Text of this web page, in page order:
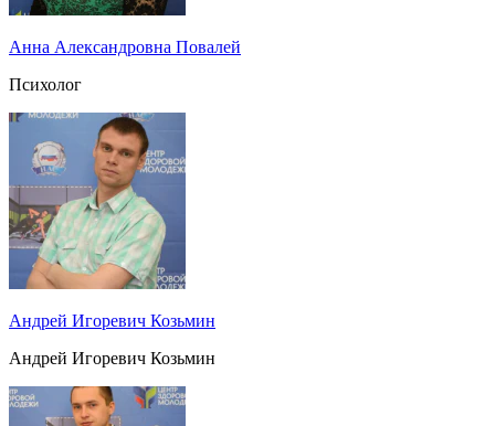
Анна Александровна Повалей
Психолог
Андрей Игоревич Козьмин
Андрей Игоревич Козьмин